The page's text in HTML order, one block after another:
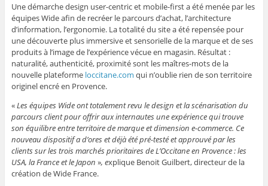
Une démarche design user-centric et mobile-first a été menée par les
équipes Wide afin de recréer le parcours d’achat, l’architecture
d’information, l’ergonomie. La totalité du site a été repensée pour
une découverte plus immersive et sensorielle de la marque et de ses
produits à l’image de l’expérience vécue en magasin. Résultat :
naturalité, authenticité, proximité sont les maîtres-mots de la
nouvelle plateforme loccitane.com qui n’oublie rien de son territoire
originel encré en Provence.
«Les équipes Wide ont totalement revu le design et la scénarisation du
parcours client pour offrir aux internautes une expérience qui trouve
son équilibre entre territoire de marque et dimension e-commerce. Ce
nouveau dispositif a d’ores et déjà été pré-testé et approuvé par les
clients sur les trois marchés prioritaires de L’Occitane en Provence : les
USA, la France et le Japon », explique Benoit Guilbert, directeur de la
création de Wide France.